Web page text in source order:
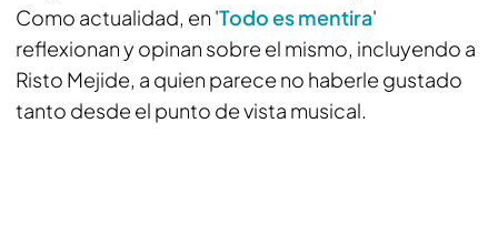
Como actualidad, en 'Todo es mentira'
reflexionan y opinan sobre el mismo, incluyendo a
Risto Mejide, a quien parece no haberle gustado
tanto desde el punto de vista musical.